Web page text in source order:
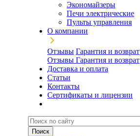
Экономайзеры
Печи электрические
Пульты управления
О компании
Отзывы Гарантия и возврат
Отзывы Гарантия и возврат
Доставка и оплата
Статьи
Контакты
Сертификаты и лицензии